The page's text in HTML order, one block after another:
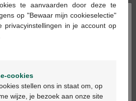
×
Bienvenue
te aanvaarden door deze te
op "Bewaar mijn cookieselectie"
privacyinstellingen in je account op
cookies
stellen ons in staat om, op
wijze, je bezoek aan onze site